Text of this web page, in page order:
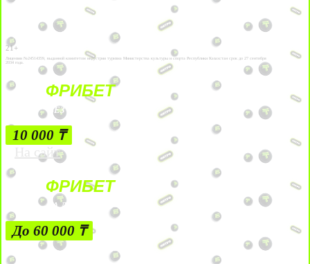
21+
Лицензии №24514359, выданной комитетом индустрии туризма Министерства культуры и спорта Республики Казахстан срок до 27 сентября
2034 года.
ФРИБЕТ
БЕЗ УСЛОВИЙ
10 000 ₸
На сайт
ФРИБЕТ
ЗА ДЕПОЗИТЫ
До 60 000 ₸